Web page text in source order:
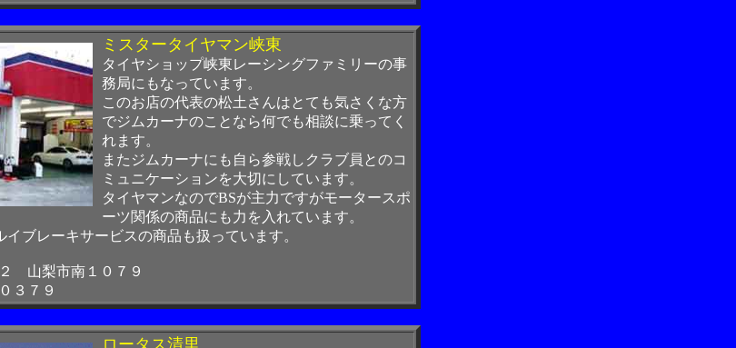
ミスタータイヤマン峡東
タイヤショップ峡東レーシングファミリーの事
務局にもなっています。
このお店の代表の松土さんはとても気さくな方
でジムカーナのことなら何でも相談に乗ってく
れます。
またジムカーナにも自ら参戦しクラブ員とのコ
ミュニケーションを大切にしています。
タイヤマンなのでBSが主力ですがモータースポ
ーツ関係の商品にも力を入れています。
イブレーキサービスの商品も扱っています。
山梨市南１０７９
３７９